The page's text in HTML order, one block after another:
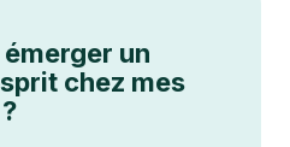
un
chez mes